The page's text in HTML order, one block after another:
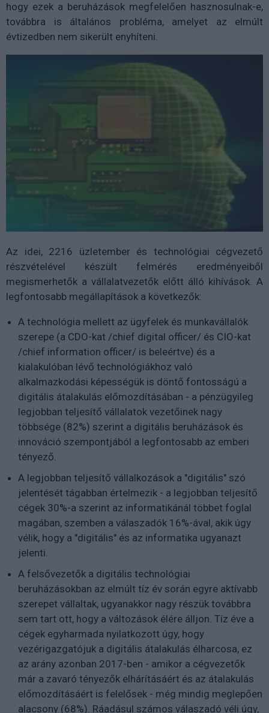
hogy ezek a beruházások megfelelően hasznosulnak-e,
továbbra is általános probléma, amelyet az elmúlt
évtizedben nem sikerült enyhíteni.
Az idei, 2216 üzletember és technológiai cégvezető
részvételével készült felmérés eredményeiből
megismerhetők a vállalatvezetők előtt álló kihívások. A
legfontosabb megállapítások a következők:
A technológia mellett az ügyfelek és munkavállalók
szerepe (a CDO-kat /chief digital officer/ és CIO-kat
/chief information officer/ is beleértve) és a
kialakulóban lévő technológiákhoz való
alkalmazkodási képességük is döntő fontosságú a
digitális átalakulás előmozdításában - a pénzügyileg
legjobban teljesítő vállalatok vezetőinek nagy
többsége (82%) szerint a digitális beruházások és
innováció szempontjából a legfontosabb az emberi
tényező.
A legjobban teljesítő vállalkozások a "digitális" szó
jelentését tágabban értelmezik - a legjobban teljesítő
cégek 30%-a szerint az informatikánál többet foglal
magában, szemben a válaszadók 16%-ával, akik úgy
vélik, hogy a "digitális" és az informatika ugyanazt
jelenti.
A felsővezetők a digitális technológiai
beruházásokban az elmúlt tíz év során egyre aktívabb
szerepet vállaltak, ugyanakkor nagy részük továbbra
sem tart ott, hogy a változások élére álljon. Tíz éve a
cégek egyharmada nyilatkozott úgy, hogy
vezérigazgatójuk a digitális átalakulás élharcosa, ez
az arány azonban 2017-ben - amikor a cégvezetők
már a zavaró tényezők elhárításáért és az átalakulás
előmozdításáért is felelősek - még mindig meglepően
alacsony (68%). Ráadásul számos válaszadó véli úgy,